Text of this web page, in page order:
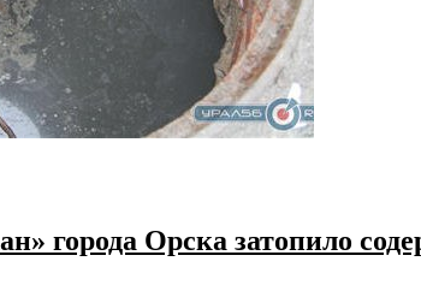
города Орска затопило